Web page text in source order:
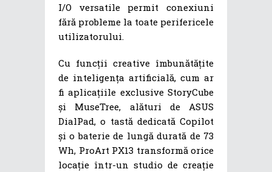
I/O versatile permit conexiuni
fără probleme la toate perifericele
utilizatorului.
Cu funcții creative îmbunătățite
de inteligența artificială, cum ar
fi aplicațiile exclusive StoryCube
și MuseTree, alături de ASUS
DialPad, o tastă dedicată Copilot
și o baterie de lungă durată de 73
Wh, ProArt PX13 transformă orice
locație într-un studio de creație